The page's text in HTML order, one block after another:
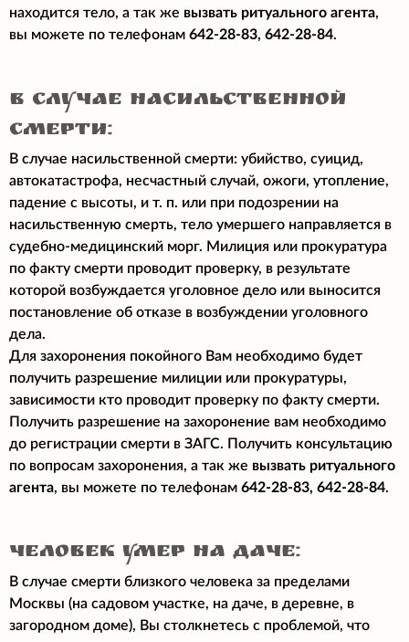
находится тело, а так же вызвать ритуального агента,
вы можете по телефонам 642-28-83, 642-28-84.
в случае насильственной
смерти:
В случае насильственной смерти: убийство, суицид,
автокатастрофа, несчастный случай, ожоги, утопление,
падение с высоты, и т. п. или при подозрении на
насильственную смерть, тело умершего направляется в
судебно-медицинский морг. Милиция или прокуратура
по факту смерти проводит проверку, в результате
которой возбуждается уголовное дело или выносится
постановление об отказе в возбуждении уголовного
дела.
Для захоронения покойного Вам необходимо будет
получить разрешение милиции или прокуратуры,
зависимости кто проводит проверку по факту смерти.
Получить разрешение на захоронение вам необходимо
до регистрации смерти в ЗАГС. Получить консультацию
по вопросам захоронения, а так же вызвать ритуального
агента, вы можете по телефонам 642-28-83, 642-28-84.
человек умер на даче:
В случае смерти близкого человека за пределами
Москвы (на садовом участке, на даче, в деревне, в
загородном доме), Вы столкнетесь с проблемой, что